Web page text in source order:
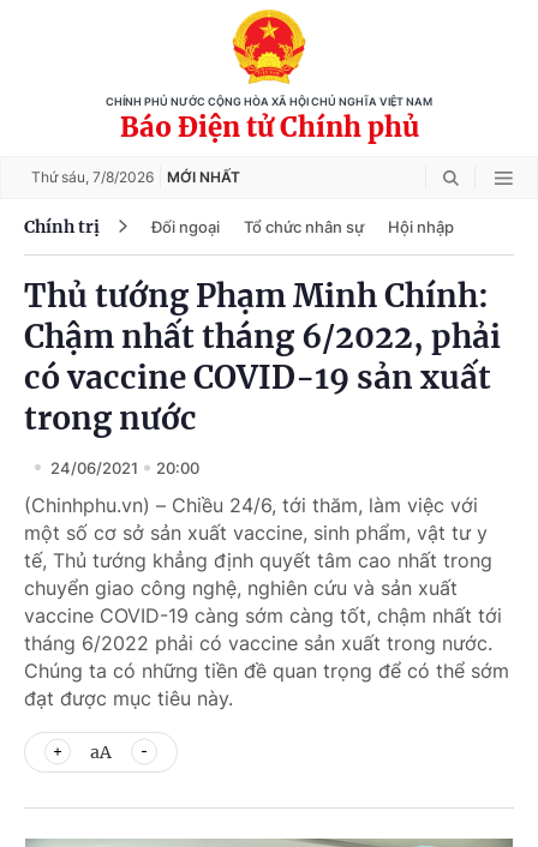
CHÍNH PHỦ NƯỚC CỘNG HÒA XÃ HỘI CHỦ NGHĨA VIỆT NAM
Báo Điện tử Chính phủ
Thứ sáu, 7/8/2026 MỚI NHẤT
Chính trị Đối ngoại Tổ chức nhân sự Hội nhập
Thủ tướng Phạm Minh Chính:
Chậm nhất tháng 6/2022, phải
có vaccine COVID-19 sản xuất
trong nước
24/06/2021 20:00
(Chinhphu.vn) – Chiều 24/6, tới thăm, làm việc với
một số cơ sở sản xuất vaccine, sinh phẩm, vật tư y
tế, Thủ tướng khẳng định quyết tâm cao nhất trong
chuyển giao công nghệ, nghiên cứu và sản xuất
vaccine COVID-19 càng sớm càng tốt, chậm nhất tới
tháng 6/2022 phải có vaccine sản xuất trong nước.
Chúng ta có những tiền đề quan trọng để có thể sớm
đạt được mục tiêu này.
aA